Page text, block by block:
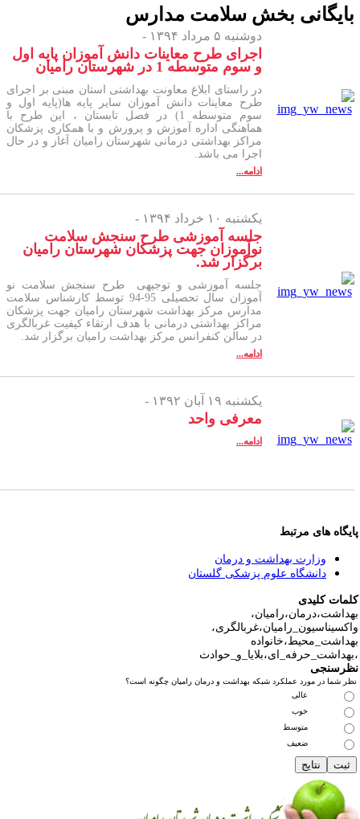
بخش سلامت مدارس
دوشنبه ۵ مرداد ۱۳۹۴ -
اجرای طرح معاینات دانش آموزان پایه اول
و سوم متوسطه 1 در شهرستان رامیان
در راستای ابلاغ معاونت بهداشتی استان مبنی بر اجرای
طرح معاینات دانش آموزان سایر پایه ها(پایه اول و
سوم متوسطه 1) در فصل تابستان ، این طرح با
هماهنگی اداره آموزش و پرورش و با همکاری پزشکان
مراکز بهداشتی درمانی شهرستان رامیان آغاز و در حال
اجرا می باشد.
ادامه...
یکشنبه ۱۰ خرداد ۱۳۹۴ -
جلسه آموزشی طرح سنجش سلامت
نوآموزان جهت پزشکان شهرستان رامیان
برگزار شد.
جلسه آموزشی و توجیهی طرح سنجش سلامت نو
آموزان سال تحصیلی 95-94 توسط کارشناس سلامت
مدارس مرکز بهداشت شهرستان رامیان جهت پزشکان
مراکز بهداشتی درمانی با هدف ارتقاء کیفیت غربالگری
در سالن کنفرانس مرکز بهداشت رامیان برگزار شد.
ادامه...
یکشنبه ۱۹ آبان ۱۳۹۲ -
معرفی واحد
ادامه...
های مرتبط
وزارت بهداشت و درمان
دانشگاه علوم پزشکی گلستان
کلیدی
شما در مورد عملکرد شبکه بهداشت و درمان رامیان چگونه است؟
عالی
خوب
متوسط
ضعیف